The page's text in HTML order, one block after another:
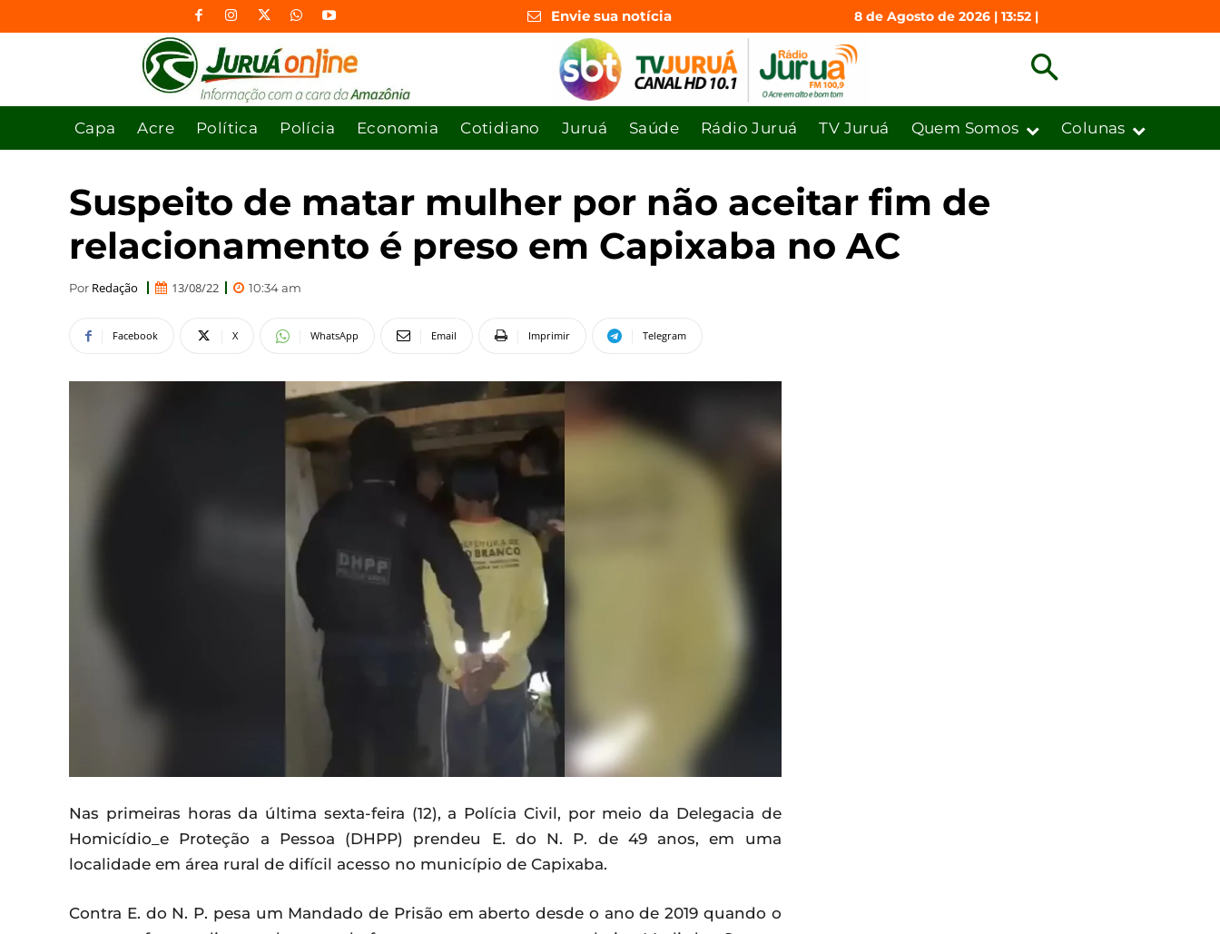
Envie sua notícia 8 de Agosto de 2026 | 13:52 |
Capa Acre Política Polícia Economia Cotidiano Juruá Saúde Rádio Juruá TV Juruá Quem Somos Colunas
Suspeito de matar mulher por não aceitar fim de
relacionamento é preso em Capixaba no AC
Por Redação 13/08/22 10:34 am
Facebook X WhatsApp Email Imprimir Telegram
Nas primeiras horas da última sexta-feira (12), a Polícia Civil, por meio da Delegacia de
Homicídio_e Proteção a Pessoa (DHPP) prendeu E. do N. P. de 49 anos, em uma
localidade em área rural de difícil acesso no município de Capixaba.
Contra E. do N. P. pesa um Mandado de Prisão em aberto desde o ano de 2019 quando o